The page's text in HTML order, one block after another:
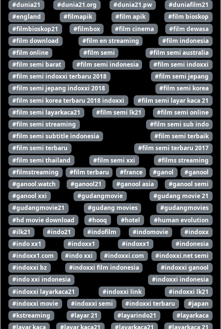
#dunia21
#dunia21.org #dunia21.pw
#duniafilm21
#england
#filmapik #film apik
#film bioskop
#filmbioskop21
#filmbox #film cinema
#film dewasa
#film download
#film en streaming
#film indonesia
#film online
#film semi
#film semi australia
#film semi barat
#film semi indonesia
#film semi indoxxi
#film semi indoxxi terbaru 2018
#film semi jepang
#film semi jepang indoxxi 2018
#film semi korea
#film semi korea terbaru 2018 indoxxi
#film semi layar kaca 21
#film semi layarkaca21
#film semi lk21
#film semi online
#film semi streaming
#film semi sub indo
#film semi subtitle indonesia
#film semi terbaik
#film semi terbaru
#film semi terbaru 2017
#film semi thailand
#film semi xxi
#films streaming
#filmstreaming
#film terbaru #france #ganol
#ganool
#ganool.watch
#ganool21 #ganool asia
#ganool semi
#ganool xxi
#gudangmovie
#gudang movie 21
#gudangmovie21
#gudang movies
#gudangmovies
#hd movie download
#hooq #hotel
#human evolution
#ilk21
#indo21 #indofilm #indomovie
#indoxx
#indo xx1
#indoxx1 #indoxx1
#indonesia
#indoxx1.com
#indo xxi #indoxxi.com
#indoxxi.net semi
#indoxxi bz
#indoxxi film indonesia
#indoxxi ganool
#indo xxi indonesia
#indoxxi indonesia
#indoxxi layarkaca21
#indoxxi link
#indoxxi lk21
#indoxxi movie
#indoxxi semi #indoxxi terbaru
#japan
#kstreaming
#layar 21 #layarindo21
#layarkaca